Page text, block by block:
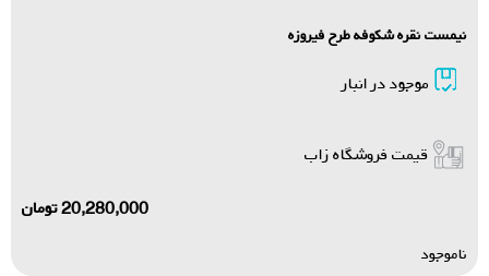
نیمست نقره شکوفه طرح فیروزه
موجود در انبار
قیمت فروشگاه زاب
20,280,000تومان
ناموجود